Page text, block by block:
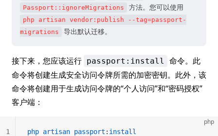
Passport::ignoreMigrations 方法。您可以使用
php artisan vendor:publish --tag=passport-
migrations
导出默认迁移。
接下来，您应该运行 passport:install
命令。此
命令将创建生成安全访问令牌所需的加密密钥。此外，该
命令将创建用于生成访问令牌的“个人访问”和“密码授权”
客户端：
php
php artisan passport : install
1